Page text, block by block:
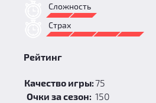
Сложность
Страх
Рейтинг
Качество игры:75
Очки за сезон: 150